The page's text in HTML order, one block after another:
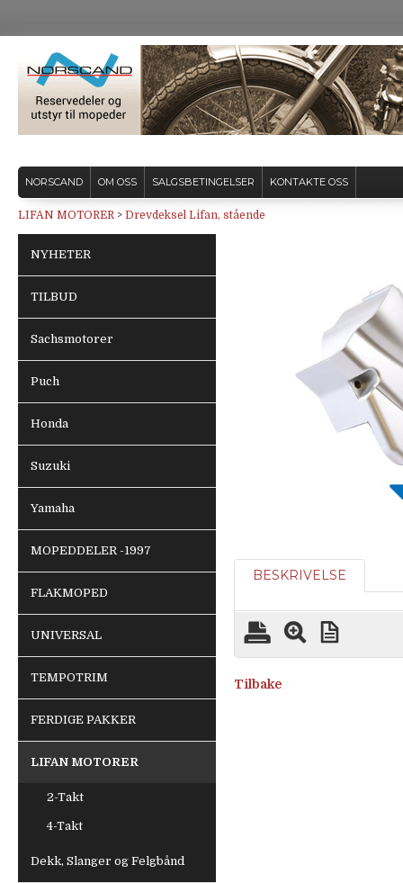
NORSCAND OM OSS SALGSBETINGELSER KONTAKTE OSS
LIFAN MOTORER > Drevdeksel Lifan, stående
NYHETER
TILBUD
Sachsmotorer
Puch
Honda
Suzuki
Yamaha
MOPEDDELER -1997
FLAKMOPED
UNIVERSAL
TEMPOTRIM
FERDIGE PAKKER
LIFAN MOTORER
2-Takt
4-Takt
Dekk, Slanger og Felgbånd
BESKRIVELSE
Tilbake